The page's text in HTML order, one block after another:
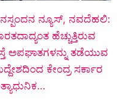
ನ್ಯೂಸ್‌, ನವದೆಹಲಿ:
ಹೆಚ್ಚುತ್ತಿರುವ
ಅಪಘಾತಗಳನ್ನು ತಡೆಯುವ
ಕೇಂದ್ರ ಸರ್ಕಾರ